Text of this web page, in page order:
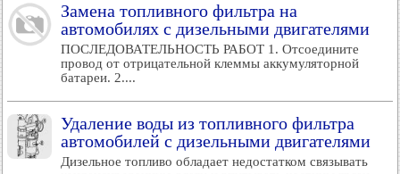
Замена топливного фильтра на
автомобилях с дизельными двигателями
ПОСЛЕДОВАТЕЛЬНОСТЬ РАБОТ 1. Отсоедините
провод от отрицательной клеммы аккумуляторной
батареи. 2....
Удаление воды из топливного фильтра
автомобилей с дизельными двигателями
Дизельное топливо обладает недостатком связывать